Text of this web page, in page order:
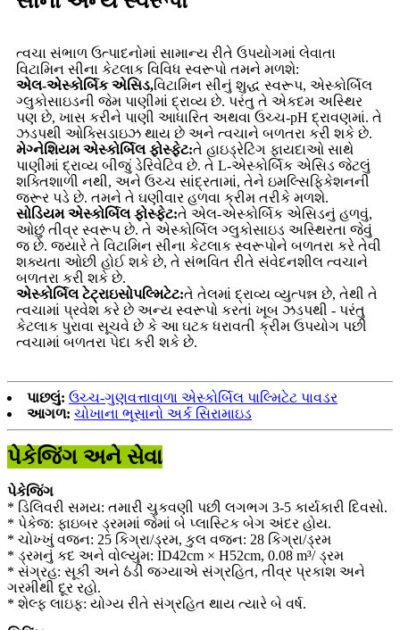
ત્વચા સંભાળ ઉત્પાદનોમાં સામાન્ય રીતે ઉપયોગમાં લેવાતા
વિટામિન સીના કેટલાક વિવિધ સ્વરૂપો તમને મળશે:
એલ-એસ્કોર્બિક એસિડ,વિટામિન સીનું શુદ્ધ સ્વરૂપ, એસ્કોર્બિલ
ગ્લુકોસાઇડની જેમ પાણીમાં દ્રાવ્ય છે. પરંતુ તે એકદમ અસ્થિર
પણ છે, ખાસ કરીને પાણી આધારિત અથવા ઉચ્ચ-pH દ્રાવણમાં. તે
ઝડપથી ઓક્સિડાઇઝ થાય છે અને ત્વચાને બળતરા કરી શકે છે.
મેગ્નેશિયમ એસ્કોર્બિલ ફોસ્ફેટ:તે હાઇડ્રેટિંગ ફાયદાઓ સાથે
પાણીમાં દ્રાવ્ય બીજું ડેરિવેટિવ છે. તે L-એસ્કોર્બિક એસિડ જેટલું
શક્તિશાળી નથી, અને ઉચ્ચ સાંદ્રતામાં, તેને ઇમલ્સિફિકેશનની
જરૂર પડે છે. તમને તે ઘણીવાર હળવા ક્રીમ તરીકે મળશે.
સોડિયમ એસ્કોર્બિલ ફોસ્ફેટ:તે એલ-એસ્કોર્બિક એસિડનું હળવું,
ઓછું તીવ્ર સ્વરૂપ છે. તે એસ્કોર્બિલ ગ્લુકોસાઇડ અસ્થિરતા જેવું
જ છે. જ્યારે તે વિટામિન સીના કેટલાક સ્વરૂપોને બળતરા કરે તેવી
શક્યતા ઓછી હોઈ શકે છે, તે સંભવિત રીતે સંવેદનશીલ ત્વચાને
બળતરા કરી શકે છે.
એસ્કોર્બિલ ટેટ્રાઇસોપલ્મિટેટ:તે તેલમાં દ્રાવ્ય વ્યુત્પન્ન છે, તેથી તે
ત્વચામાં પ્રવેશ કરે છે અન્ય સ્વરૂપો કરતાં ખૂબ ઝડપથી - પરંતુ
કેટલાક પુરાવા સૂચવે છે કે આ ઘટક ધરાવતી ક્રીમ ઉપયોગ પછી
ત્વચામાં બળતરા પેદા કરી શકે છે.
પાછલું: ઉચ્ચ-ગુણવત્તાવાળા એસ્કોર્બિલ પાલ્મિટેટ પાવડર
આગળ: ચોખાના ભૂસાનો અર્ક સિરામાઇડ
પેકેજિંગ અને સેવા
પેકેજિંગ
* ડિલિવરી સમય: તમારી ચુકવણી પછી લગભગ 3-5 કાર્યકારી દિવસો.
* પેકેજ: ફાઇબર ડ્રમમાં જેમાં બે પ્લાસ્ટિક બેગ અંદર હોય.
* ચોખ્ખું વજન: 25 કિગ્રા/ડ્રમ, કુલ વજન: 28 કિગ્રા/ડ્રમ
* ડ્રમનું કદ અને વોલ્યુમ: ID42cm × H52cm, 0.08 m³/ ડ્રમ
* સંગ્રહ: સૂકી અને ઠંડી જગ્યાએ સંગ્રહિત, તીવ્ર પ્રકાશ અને
ગરમીથી દૂર રહો.
* શેલ્ફ લાઇફ: યોગ્ય રીતે સંગ્રહિત થાય ત્યારે બે વર્ષ.